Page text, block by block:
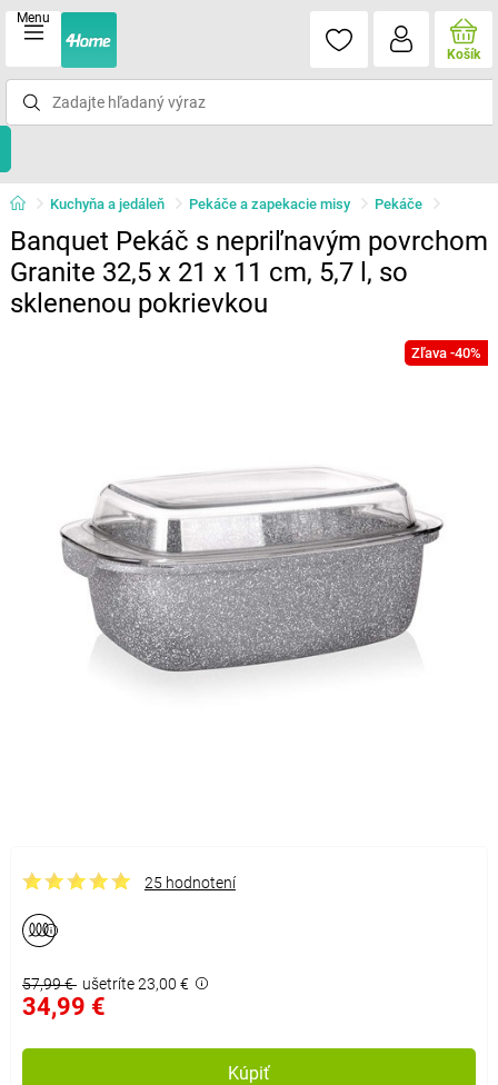
Menu
Košík
Kuchyňa a jedáleň Pekáče a zapekacie misy Pekáče
Banquet Pekáč s nepriľnavým povrchom
Granite 32,5 x 21 x 11 cm, 5,7 l, so
sklenenou pokrievkou
Zľava -40%
25 hodnotení
57,99 € ušetríte 23,00 €
34,99 €
Kúpiť